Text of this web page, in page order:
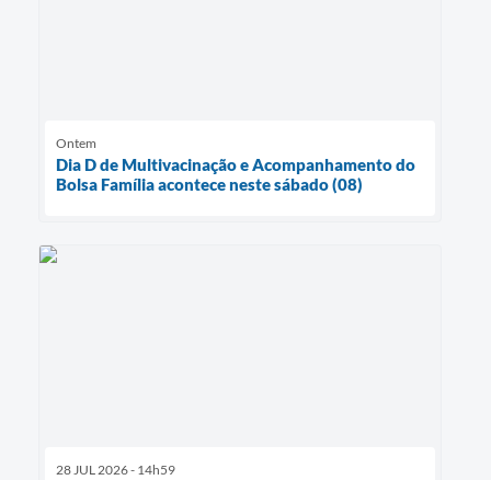
Ontem
Dia D de Multivacinação e Acompanhamento do
Bolsa Família acontece neste sábado (08)
28 JUL 2026 - 14h59